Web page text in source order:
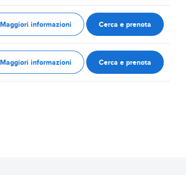
Maggiori informazioni Cerca e prenota
Maggiori informazioni Cerca e prenota